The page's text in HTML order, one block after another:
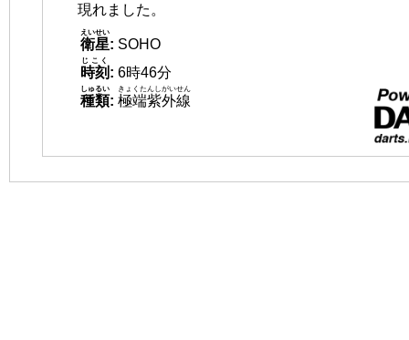
現れました。
衛星
えいせい
: SOHO
時刻
じこく
: 6時46分
種類
しゅるい
: 極端紫外線
きょくたんしがいせん